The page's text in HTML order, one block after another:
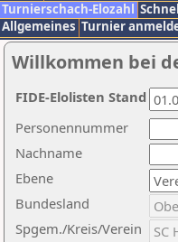
Turnierschach-Elozahl
Allgemeines Turnier
Willkommen bei
Nachname
Ebene
Personennummer
Bundesland
Spgem./Kreis/Verein
FIDE-Elolisten Stand